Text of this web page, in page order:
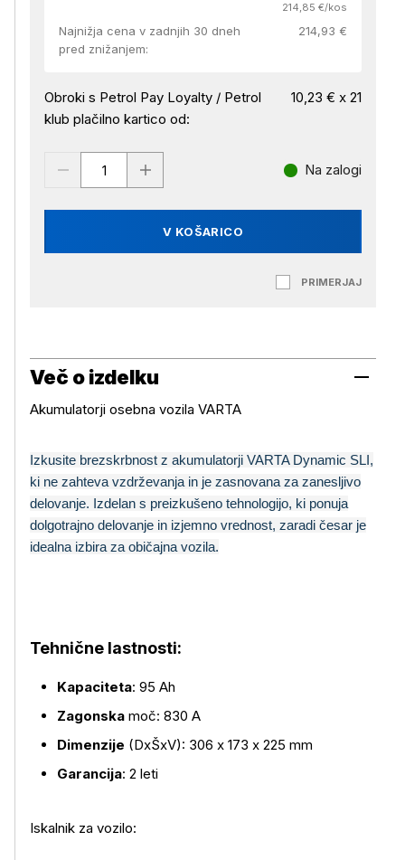
214,85 €/kos
Najnižja cena v zadnjih 30 dneh
pred znižanjem:
214,93 €
Obroki s Petrol Pay Loyalty / Petrol
klub plačilno kartico od:
10,23 € x 21
V KOŠARICO
Na zalogi
PRIMERJAJ
Več o izdelku
Več o izdelku
Akumulatorji osebna vozila VARTA
Izkusite brezskrbnost z akumulatorji VARTA Dynamic SLI,
ki ne zahteva vzdrževanja in je zasnovana za zanesljivo
delovanje. Izdelan s preizkušeno tehnologijo, ki ponuja
dolgotrajno delovanje in izjemno vrednost, zaradi česar je
idealna izbira za običajna vozila.
Tehnične lastnosti:
Kapaciteta: 95 Ah
Zagonska moč: 830 A
Dimenzije (DxŠxV): 306 x 173 x 225 mm
Garancija: 2 leti
Iskalnik za vozilo: